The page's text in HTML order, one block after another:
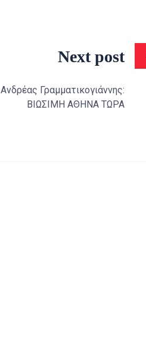
Next post
Ανδρέας Γραμματικογιάννης:
ΒΙΩΣΙΜΗ ΑΘΗΝΑ ΤΩΡΑ